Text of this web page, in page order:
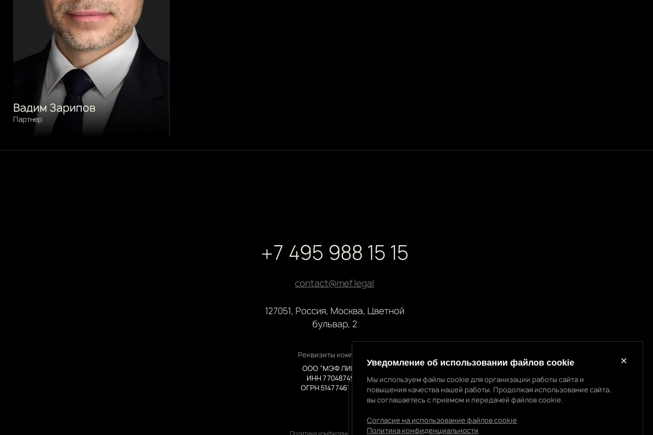
Вадим Зарипов
Партнер
+7 495 988 15 15
contact@mef.legal
127051, Россия, Москва, Цветной
бульвар, 2
Реквизиты компании
ООО “МЭФ ЛИГАЛ”
ИНН 7704874992
ОГРН 5147746145718
Уведомление об использовании cookie
Мы используем файлы cookie для организации работы сайта и повышения
качества нашей работы. Продолжая использование сайта, вы
Уведомление об использовании файлов cookie
Мы используем файлы cookie для организации работы сайта и
повышения качества нашей работы. Продолжая использование сайта,
вы соглашаетесь с приемом и передачей файлов cookie.
Согласие на использование файлов cookie
Политика конфиденциальности